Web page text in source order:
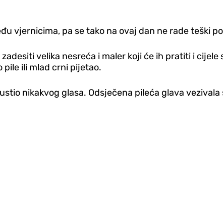
vjernicima, pa se tako na ovaj dan ne rade teški
velika nesreća i maler koji će ih pratiti i
pile ili mlad crni pijetao.
nikakvog glasa. Odsječena pileća glava